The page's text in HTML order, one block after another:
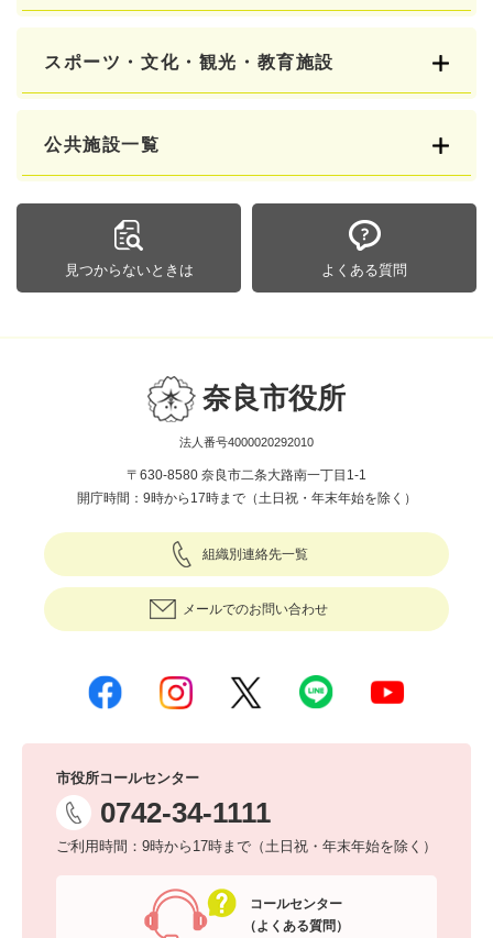
スポーツ・文化・観光・教育施設
公共施設一覧
見つからないときは よくある質問
奈良市役所
法人番号4000020292010
〒630-8580 奈良市二条大路南一丁目1-1
開庁時間：9時から17時まで（土日祝・年末年始を除く）
組織別連絡先一覧
メールでのお問い合わせ
市役所コールセンター
0742-34-1111
ご利用時間：9時から17時まで（土日祝・年末年始を除く）
コールセンター
（よくある質問）